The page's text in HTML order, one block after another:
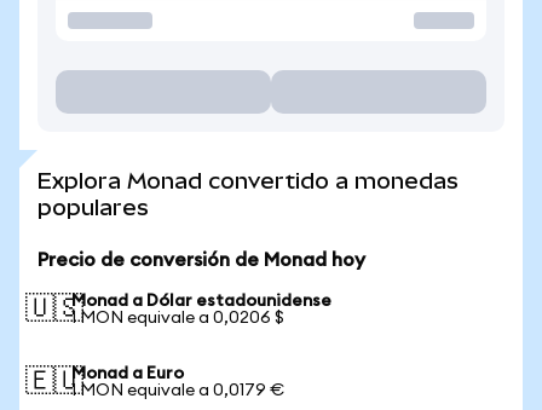
Explora Monad convertido a monedas
populares
Precio de conversión de Monad hoy
🇺🇸Monad a Dólar estadounidense
1 MON equivale a 0,0206 $
🇪🇺Monad a Euro
1 MON equivale a 0,0179 €